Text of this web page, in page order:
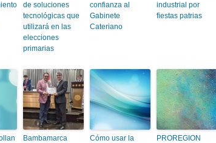
de soluciones
tecnológicas que
utilizará en las
elecciones
primarias
confianza al
Gabinete
Cateriano
industrial por
fiestas patrias
Bambamarca
Cómo usar la
PROREGION